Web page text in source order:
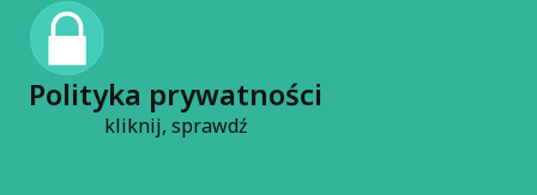
Polityka prywatności
kliknij, sprawdź